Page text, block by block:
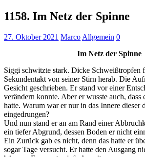
1158. Im Netz der Spinne
27. Oktober 2021 Marco Allgemein 0
Im Netz der Spinne
Siggi schwitzte stark. Dicke Schweißtropfen
Sekundentakt von seiner Stirn herab. Die
Gesicht geschrieben. Er stand vor einer
verändern konnte. Aber er wusste auch, dass
hatte. Warum war er nur in das Innere dieser
eingedrungen?
Und nun stand er an am Rand einer
ein tiefer Abgrund, dessen Boden er nicht
Ein Zurück gab es nicht, denn das hatte er
sogar Tage versucht. Er hatte den Ausgang